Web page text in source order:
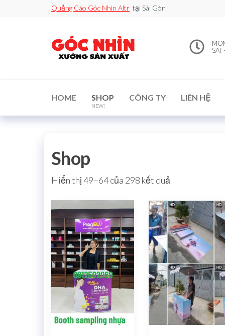
Quảng Cáo Góc Nhìn Altr tại Sài Gòn
0912502060
– Xưởng
Standee
SAT
HOME SHOP
NEW!
CÔNG TY LIÊN HỆ
Shop
Hiển thị 49–64 của 298 kết quả